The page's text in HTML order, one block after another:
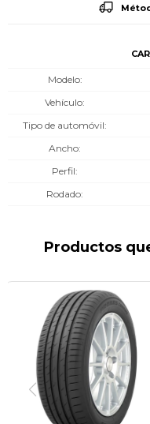
Modelo
Vehículo
Tipo de automóvil
Ancho
Perfil
Rodado
Productos